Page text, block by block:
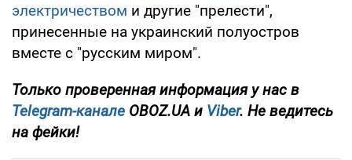
электричеством и другие "прелести",
принесенные на украинский полуостров
вместе с "русским миром".
Только проверенная информация у нас в
Telegram-канале OBOZ.UA и Viber. Не ведитесь
на фейки!